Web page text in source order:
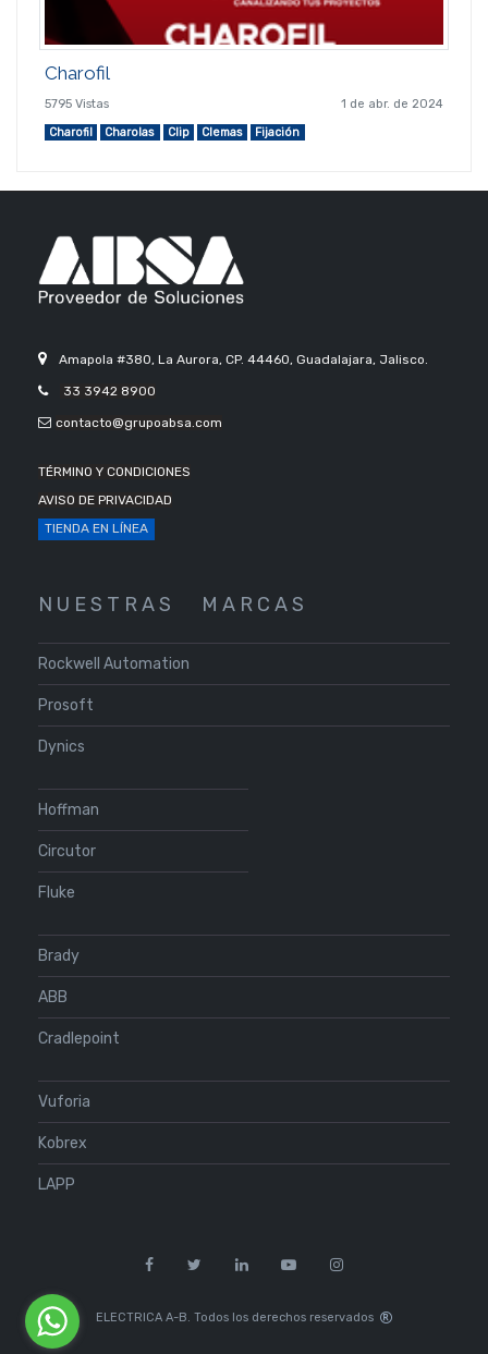
Charofil
5795 Vistas
1 de abr. de 2024
Charofil
Charolas Clip Clemas Fijación
Amapola #380, La Aurora, CP. 44460, Guadalajara, Jalisco.
33 3942 8900
contacto@grupoabsa.com
TÉRMINO Y CONDICIONES
AVISO DE PRIVACIDAD
TIENDA EN LÍNEA
N U E S T R A S M A R C A S
Rockwell Automation
Prosoft
Dynics
Hoffman
Circutor
Fluke
Brady
ABB
Cradlepoint
Vuforia
Kobrex
LAPP
ELECTRICA A-B. Todos los derechos reservados